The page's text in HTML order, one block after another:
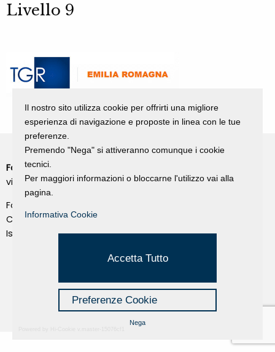
Livello 9
Fondazione Dino Zoli
viale Bologna 288, Forlì
Fondo dot. euro 285.000 i.v.
CF e P.IVA 03692820404
Isc.Reg Per.Giu. n. 10404
Managed by Hi-Net
Il nostro sito utilizza cookie per offrirti una migliore
esperienza di navigazione e proposte in linea con le tue
preferenze.
Premendo "Nega" si attiveranno comunque i cookie
tecnici.
Per maggiori informazioni o bloccarne l'utilizzo vai alla
pagina.
Informativa Cookie
Accetta Tutto
Preferenze Cookie
Nega